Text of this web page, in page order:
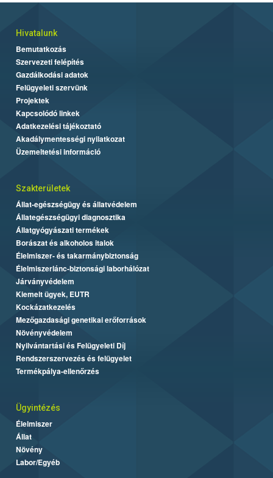
Hivatalunk
Bemutatkozás
Szervezeti felépítés
Gazdálkodási adatok
Felügyeleti szervünk
Projektek
Kapcsolódó linkek
Adatkezelési tájékoztató
Akadálymentességi nyilatkozat
Üzemeltetési információ
Szakterületek
Állat-egészségügy és állatvédelem
Állategészségügyi diagnosztika
Állatgyógyászati termékek
Borászat és alkoholos italok
Élelmiszer- és takarmánybiztonság
Élelmiszerlánc-biztonsági laborhálózat
Járványvédelem
Kiemelt ügyek, EUTR
Kockázatkezelés
Mezőgazdasági genetikai erőforrások
Növényvédelem
Nyilvántartási és Felügyeleti Díj
Rendszerszervezés és felügyelet
Termékpálya-ellenőrzés
Ügyintézés
Élelmiszer
Állat
Növény
Labor/Egyéb